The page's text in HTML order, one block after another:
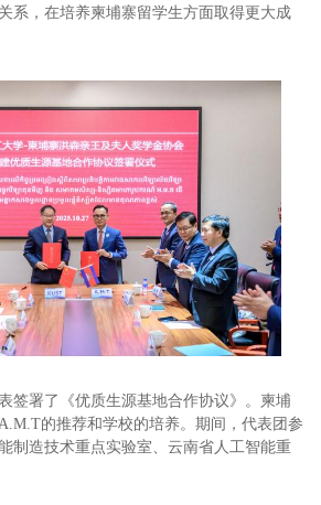
系，在培养柬埔寨留学生方面取得更大成
签署了《优质生源基地合作协议》。柬埔
的推荐和学校的培养。期间，代表团参
制造技术重点实验室、云南省人工智能重